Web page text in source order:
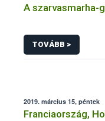
A szarvasmarha-
TOVÁBB >
2019. március 15, péntek
Franciaország,